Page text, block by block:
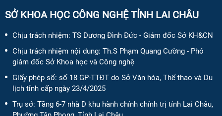
SỞ KHOA HỌC CÔNG NGHỆ TỈNH LAI CHÂU
Chịu trách nhiệm: TS Dương Đình Đức - Giám đốc Sở KH&CN
Chịu trách nhiệm nội dung: Th.S Phạm Quang Cường - Phó
giám đốc Sở Khoa học và Công nghệ
Giấy phép số: số 18 GP-TTĐT do Sở Văn hóa, Thể thao và Du
lịch tỉnh cấp ngày 23/4/2025
Trụ sở: Tầng 6-7 nhà D khu hành chính chính trị tỉnh Lai Châu,